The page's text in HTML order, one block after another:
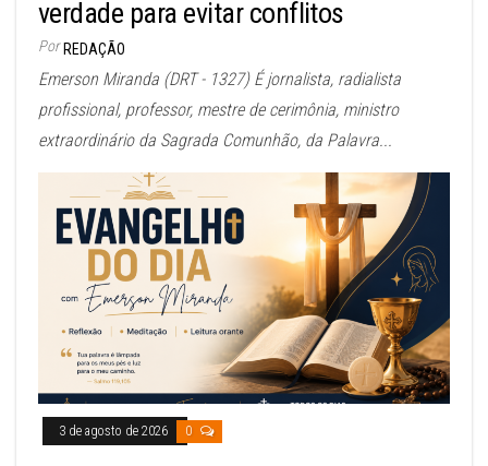
verdade para evitar conflitos
Por REDAÇÃO
Emerson Miranda (DRT - 1327) É jornalista, radialista
profissional, professor, mestre de cerimônia, ministro
extraordinário da Sagrada Comunhão, da Palavra...
3 de agosto de 2026 0